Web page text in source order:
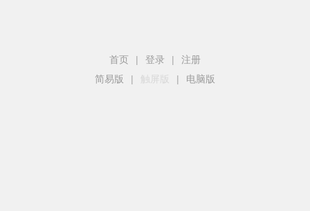
首页 | 登录 |
注册
简易版
| 触屏版 | 电脑版